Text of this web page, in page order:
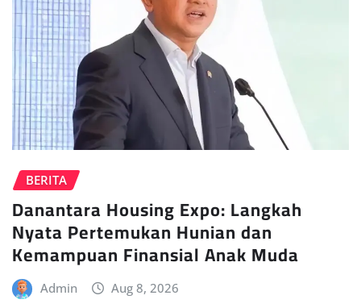
BERITA
Danantara Housing Expo: Langkah
Nyata Pertemukan Hunian dan
Kemampuan Finansial Anak Muda
Admin Aug 8, 2026